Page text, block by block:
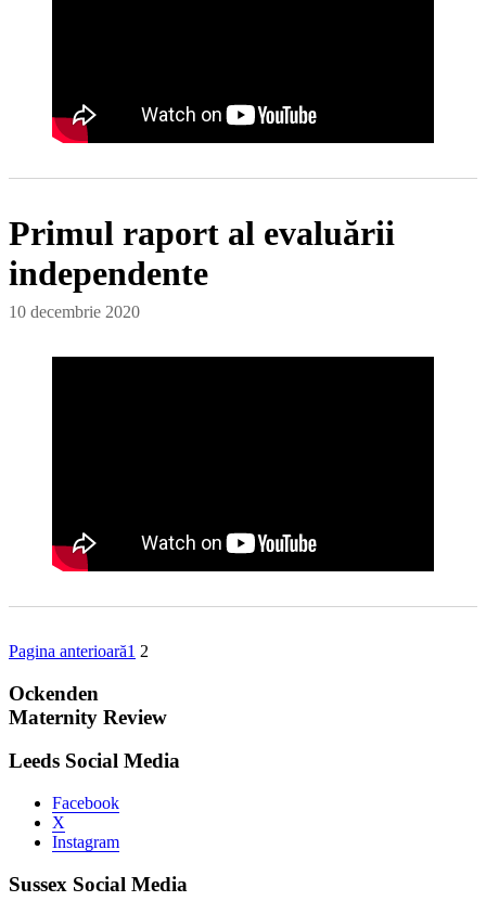
Primul raport al evaluării
independente
10 decembrie 2020
Pagina anterioară1 2
Ockenden
Maternity Review
Leeds Social Media
Facebook
X
Instagram
Sussex Social Media